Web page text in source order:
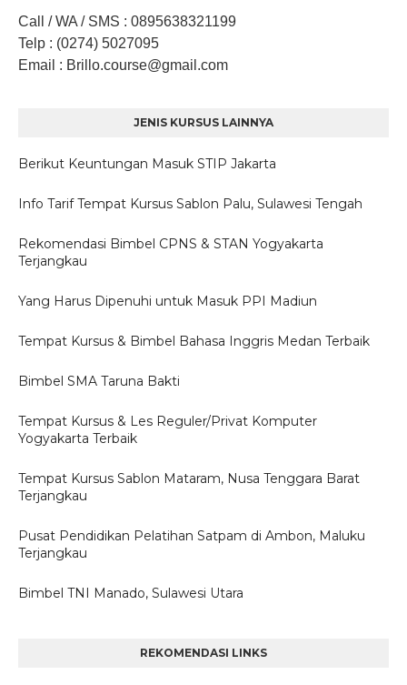
Call / WA / SMS : 0895638321199
Telp : (0274) 5027095
Email : Brillo.course@gmail.com
JENIS KURSUS LAINNYA
Berikut Keuntungan Masuk STIP Jakarta
Info Tarif Tempat Kursus Sablon Palu, Sulawesi Tengah
Rekomendasi Bimbel CPNS & STAN Yogyakarta
Terjangkau
Yang Harus Dipenuhi untuk Masuk PPI Madiun
Tempat Kursus & Bimbel Bahasa Inggris Medan Terbaik
Bimbel SMA Taruna Bakti
Tempat Kursus & Les Reguler/Privat Komputer
Yogyakarta Terbaik
Tempat Kursus Sablon Mataram, Nusa Tenggara Barat
Terjangkau
Pusat Pendidikan Pelatihan Satpam di Ambon, Maluku
Terjangkau
Bimbel TNI Manado, Sulawesi Utara
REKOMENDASI LINKS